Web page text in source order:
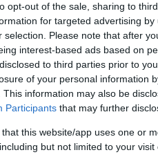
opt-out of the sale, sharing to
for targeted advertising
selection. Please note that after
interest-based ads based on
to third parties prior to
of your personal information
This information may also be
Participants that may further
that this website/app uses one or
but not limited to your
test?
Syftet med
väl vet det så blir det
och festplagg som
spådomstjafs, utan